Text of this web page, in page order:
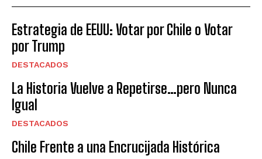
Estrategia de EEUU: Votar por Chile o Votar
por Trump
DESTACADOS
La Historia Vuelve a Repetirse…pero Nunca
Igual
DESTACADOS
Chile Frente a una Encrucijada Histórica